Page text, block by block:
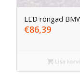
LED rõngad
€86,39
Lisa korvi